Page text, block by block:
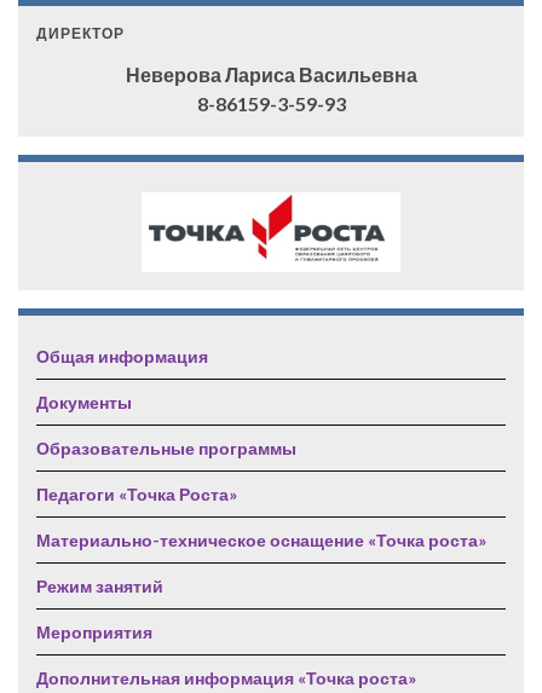
ДИРЕКТОР
Неверова Лариса Васильевна
8-86159-3-59-93
Общая информация
Документы
Образовательные программы
Педагоги «Точка Роста»
Материально-техническое оснащение «Точка роста»
Режим занятий
Мероприятия
Дополнительная информация «Точка роста»